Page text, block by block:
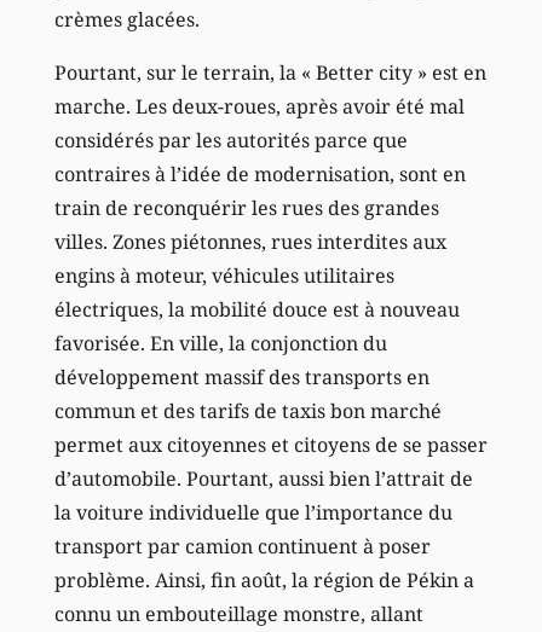
crèmes glacées.
Pourtant, sur le terrain, la « Better city » est en
marche. Les deux-roues, après avoir été mal
considérés par les autorités parce que
contraires à l’idée de modernisation, sont en
train de reconquérir les rues des grandes
villes. Zones piétonnes, rues interdites aux
engins à moteur, véhicules utilitaires
électriques, la mobilité douce est à nouveau
favorisée. En ville, la conjonction du
développement massif des transports en
commun et des tarifs de taxis bon marché
permet aux citoyennes et citoyens de se passer
d’automobile. Pourtant, aussi bien l’attrait de
la voiture individuelle que l’importance du
transport par camion continuent à poser
problème. Ainsi, fin août, la région de Pékin a
connu un embouteillage monstre, allant